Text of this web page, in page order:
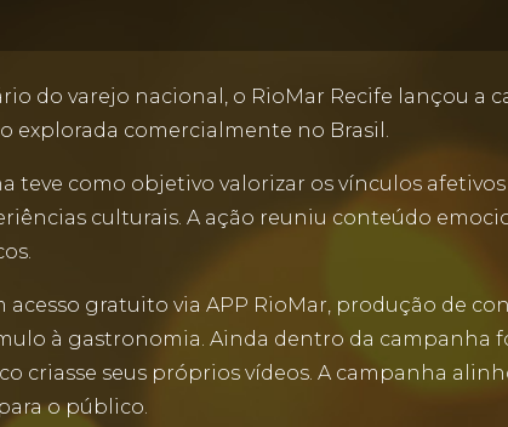
do varejo nacional, o RioMar Recife lançou a
explorada comercialmente no Brasil.
teve como objetivo valorizar os vínculos
culturais. A ação reuniu conteúdo
gratuito via APP RioMar, produção de
à gastronomia. Ainda dentro da campanha
criasse seus próprios vídeos. A campanha
o público.